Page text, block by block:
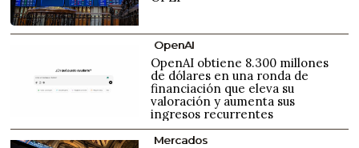
OpenAI
OpenAI obtiene 8.300 millones
de dólares en una ronda de
financiación que eleva su
valoración y aumenta sus
ingresos recurrentes
Mercados